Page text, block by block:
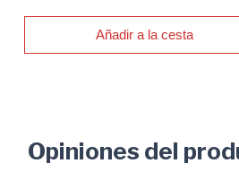
Añadir a la cesta
Opiniones del